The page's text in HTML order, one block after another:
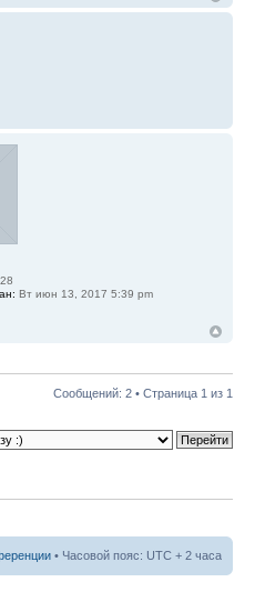
Вт июн 13, 2017 5:39 pm
Сообщений: 2 • Страница 1 из 1
• Часовой пояс: UTC + 2 часа